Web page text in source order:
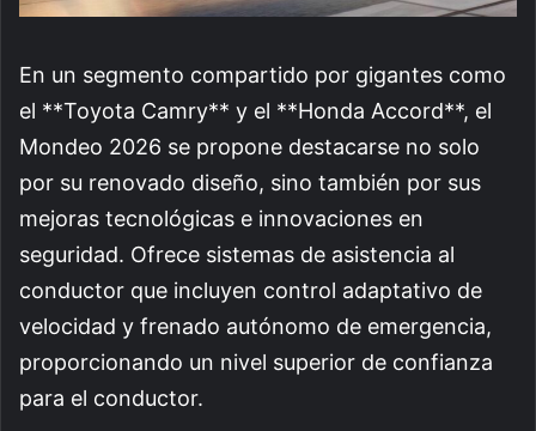
En un segmento compartido por gigantes como
el **Toyota Camry** y el **Honda Accord**, el
Mondeo 2026 se propone destacarse no solo
por su renovado diseño, sino también por sus
mejoras tecnológicas e innovaciones en
seguridad. Ofrece sistemas de asistencia al
conductor que incluyen control adaptativo de
velocidad y frenado autónomo de emergencia,
proporcionando un nivel superior de confianza
para el conductor.